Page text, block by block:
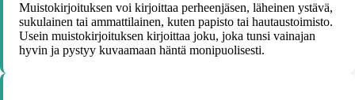
Muistokirjoituksen voi kirjoittaa perheenjäsen, läheinen ystävä,
sukulainen tai ammattilainen, kuten papisto tai hautaustoimisto.
Usein muistokirjoituksen kirjoittaa joku, joka tunsi vainajan
hyvin ja pystyy kuvaamaan häntä monipuolisesti.